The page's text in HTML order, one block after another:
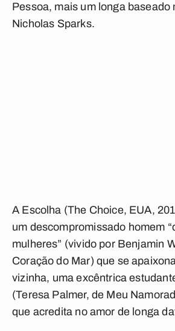
Pessoa, mais um longa baseado
Nicholas Sparks.
A Escolha (The Choice, EUA,
um descompromissado homem
mulheres” (vivido por Benjamin
Coração do Mar) que se
vizinha, uma excêntrica
(Teresa Palmer, de Meu
que acredita no amor de longa